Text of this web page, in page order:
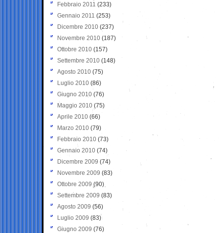
Febbraio 2011 (233)
Gennaio 2011 (253)
Dicembre 2010 (237)
Novembre 2010 (187)
Ottobre 2010 (157)
Settembre 2010 (148)
Agosto 2010 (75)
Luglio 2010 (86)
Giugno 2010 (76)
Maggio 2010 (75)
Aprile 2010 (66)
Marzo 2010 (79)
Febbraio 2010 (73)
Gennaio 2010 (74)
Dicembre 2009 (74)
Novembre 2009 (83)
Ottobre 2009 (90)
Settembre 2009 (83)
Agosto 2009 (56)
Luglio 2009 (83)
Giugno 2009 (76)